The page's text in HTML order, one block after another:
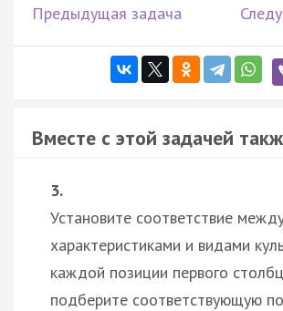
Предыдущая задача
Вместе с этой задачей
3.
Установите соответствие
характеристиками и видами
каждой позиции первого
подберите соответствующую